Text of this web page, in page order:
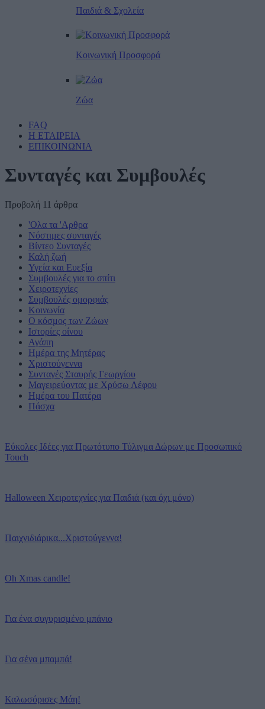
Παιδιά & Σχολεία
Κοινωνική Προσφορά
Ζώα
FAQ
Η ΕΤΑΙΡΕΙΑ
ΕΠΙΚΟΙΝΩΝΙΑ
Συνταγές και Συμβουλές
Προβολή 11 άρθρα
'Ολα τα 'Αρθρα
Νόστιμες συνταγές
Βίντεο Συνταγές
Καλή ζωή
Υγεία και Ευεξία
Συμβουλές για το σπίτι
Χειροτεχνίες
Συμβουλές ομορφιάς
Κοινωνία
Ο κόσμος των Ζώων
Ιστορίες οίνου
Αγάπη
Ημέρα της Μητέρας
Χριστούγεννα
Συνταγές Σταυρής Γεωργίου
Μαγειρεύοντας με Χρύσω Λέφου
Ημέρα του Πατέρα
Πάσχα
Εύκολες Ιδέες για Πρωτότυπο Τύλιγμα Δώρων με Προσωπικό
Touch
Halloween Χειροτεχνίες για Παιδιά (και όχι μόνο)
Παιχνιδιάρικα...Χριστούγεννα!
Oh Xmas candle!
Για ένα συγυρισμένο μπάνιο
Για σένα μπαμπά!
Καλωσόρισες Μάη!